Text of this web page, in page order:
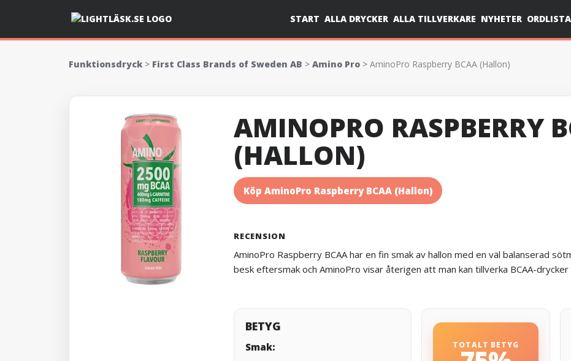
START ALLA DRYCKER ALLA TILLVERKARE NYHETER ORDLISTA
Funktionsdryck > First Class Brands of Sweden AB > Amino Pro > AminoPro Raspberry BCAA (Hallon)
AMINOPRO RASPBERRY
(HALLON)
Köp AminoPro Raspberry BCAA (Hallon)
RECENSION
AminoPro Raspberry BCAA har en fin smak av hallon med en väl balanserad
besk eftersmak och AminoPro visar återigen att man kan tillverka BCAA-drycker
BETYG
Smak:
TOTALT BETYG